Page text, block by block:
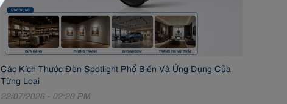
Các Kích Thước Đèn Spotlight Phổ Biến Và Ứng Dụng Của
Từng Loại
22/07/2026 - 02:20 PM